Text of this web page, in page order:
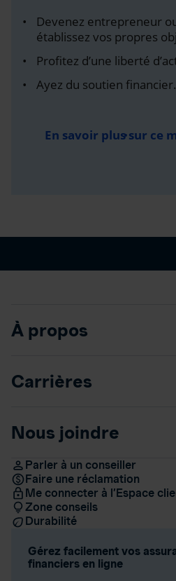
Devenez entrepreneur
établissez vos propres
Profitez d’une liberté
Ayez du soutien financier.
En savoir plus sur ce
À propos
Carrières
Nous joindre
Parler à un conseiller
Faire une réclamation
Me connecter à l’Espace
Zone conseils
Durabilité
Gérez facilement vos
financiers en ligne